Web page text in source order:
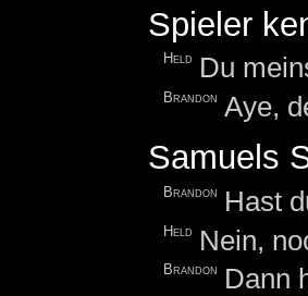
Spieler
Held Du
Brandon Aye,
Samuels
Brandon Hast
Held Nein,
Brandon Dann